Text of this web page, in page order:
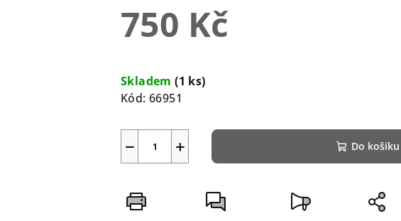
z
5
750 Kč
cena:
Skladem(1 ks)
Kód: 66951
+
− Do košíku